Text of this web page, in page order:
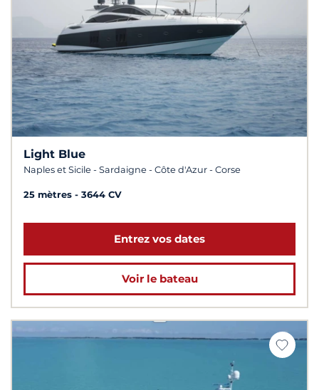
Light Blue
Naples et Sicile - Sardaigne - Côte d'Azur - Corse
25 mètres 3644 CV
Entrez vos dates
Voir le bateau